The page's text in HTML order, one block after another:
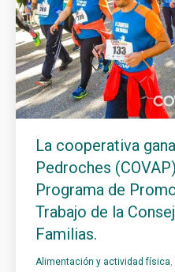
La cooperativa
Pedroches
Programa de
Trabajo de la
Familias.
Alimentación y actividad física